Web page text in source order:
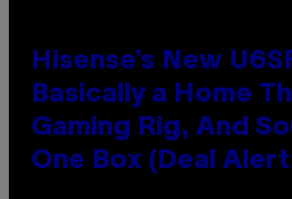
Hisense’s New
Basically a Home
Gaming Rig, And
One Box (Deal